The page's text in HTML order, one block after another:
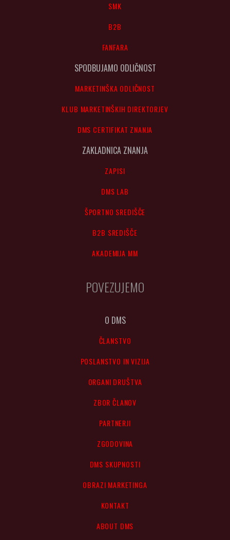
SMK
B2B
FANFARA
SPODBUJAMO ODLIČNOST
MARKETINŠKA ODLIČNOST
KLUB MARKETINŠKIH DIREKTORJEV
DMS CERTIFIKAT ZNANJA
ZAKLADNICA ZNANJA
ZAPISI
DMS LAB
ŠPORTNO SREDIŠČE
B2B SREDIŠČE
AKADEMIJA MM
POVEZUJEMO
O DMS
ČLANSTVO
POSLANSTVO IN VIZIJA
ORGANI DRUŠTVA
ZBOR ČLANOV
PARTNERJI
ZGODOVINA
DMS SKUPNOSTI
OBRAZI MARKETINGA
KONTAKT
ABOUT DMS